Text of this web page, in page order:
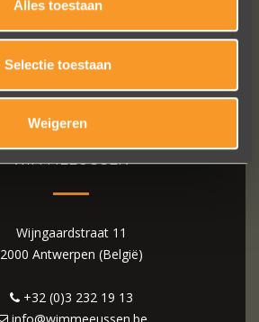
Alles toestaan
Selectie toestaan
Weigeren
WIM MEEUSSEN
Wijngaardstraat 11
2000 Antwerpen (België)
+32 (0)3 232 19 13